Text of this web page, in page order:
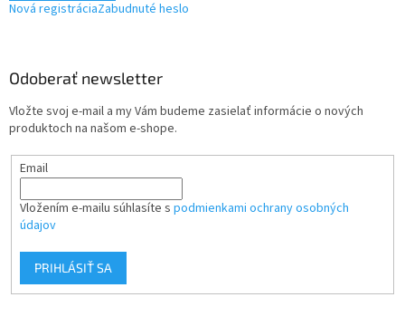
Nová registráciaZabudnuté heslo
Odoberať newsletter
Vložte svoj e-mail a my Vám budeme zasielať informácie o nových
produktoch na našom e-shope.
Email
Vložením e-mailu súhlasíte s podmienkami ochrany osobných
údajov
PRIHLÁSIŤ SA